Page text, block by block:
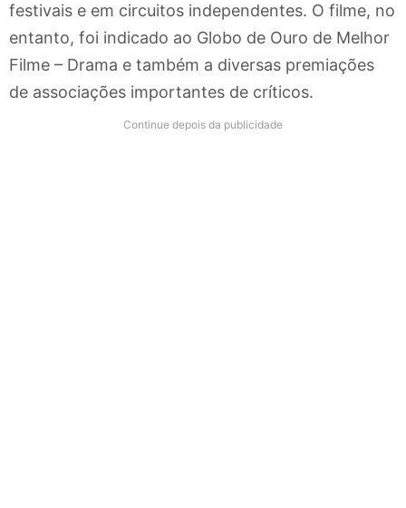
festivais e em circuitos independentes. O filme, no
entanto, foi indicado ao Globo de Ouro de Melhor
Filme – Drama e também a diversas premiações
de associações importantes de críticos.
Continue depois da publicidade